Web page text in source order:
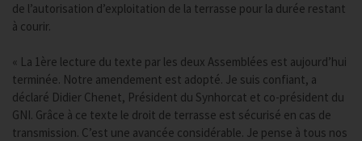
de l’autorisation d’exploitation de la terrasse pour la durée restant
à courir.
« La 1ère lecture du texte par les deux Assemblées est aujourd’hui
terminée. Notre amendement est adopté. Je suis confiant, a
déclaré Didier Chenet, Président du Synhorcat et co-président du
GNI. Grâce à ce texte le droit de terrasse est sécurisé en cas de
transmission. C’est une avancée considérable. Je pense à tous nos